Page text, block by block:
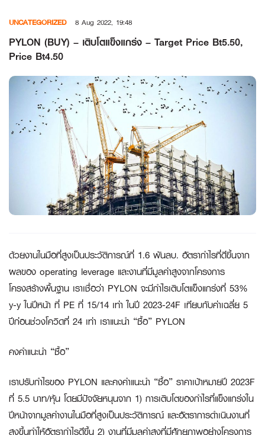
content
UNCATEGORIZED 8 Aug 2022, 19:48
PYLON (BUY) – เติบโตแข็งแกร่ง – Target Price Bt5.50,
Price Bt4.50
ด้วยงานในมือที่สูงเป็นประวัติการณ์ที่ 1.6 พันลบ. อัตรากำไรที่ดีขึ้นจาก
ผลของ operating leverage และงานที่มีมูลค่าสูงจากโครงการ
โครงสร้างพื้นฐาน เราเชื่อว่า PYLON จะมีกำไรเติบโตแข็งแกร่งที่ 53%
y-y ในปีหน้า ที่ PE ที่ 15/14 เท่า ในปี 2023-24F เทียบกับค่าเฉลี่ย 5
ปีก่อนช่วงโควิดที่ 24 เท่า เราแนะนำ “ซื้อ” PYLON
คงคำแนะนำ “ซื้อ”
เราปรับกำไรของ PYLON และคงคำแนะนำ “ซื้อ” ราคาเป้าหมายปี 2023F
ที่ 5.5 บาท/หุ้น โดยมีปัจจัยหนุนจาก 1) การเติบโตของกำไรที่แข็งแกร่งใน
ปีหน้าจากมูลค่างานในมือที่สูงเป็นประวัติการณ์ และอัตราการดำเนินงานที่
สูงขึ้นทำให้อัตรากำไรดีขึ้น 2) งานที่มีมูลค่าสูงที่มีศักยภาพอย่างโครงการ